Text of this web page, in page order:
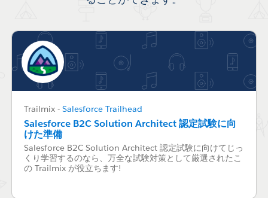
Trailmix - Salesforce Trailhead
Salesforce B2C Solution Architect 認定試験に向
けた準備
Salesforce B2C Solution Architect 認定試験に向けてじっ
くり学習するのなら、万全な試験対策として厳選されたこ
の Trailmix が役立ちます!